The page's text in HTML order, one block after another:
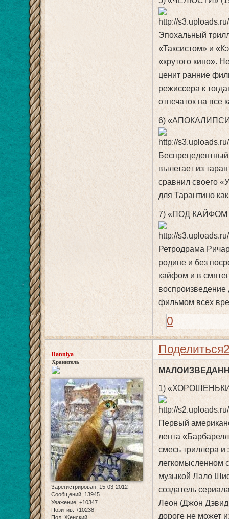
Эпохальный
«Таксистом» и
«крутого кино».
ценит ранние
режиссера к
отпечаток на все
6)
вылетает из
сравнил своего
для Тарантино
7) «ПОД КАЙФОМ
Ретродрама
родине и без
кайфом и в
фильмом всех
0
Поделиться
Danniya
Хранитель
Зарегистрирован: 15-03-2012
Сообщений: 13945
Уважение: +10347
Позитив: +10238
Пол: Женский
1)
Первый
лента
смесь триллера и
легкомысленном
музыкой Лало
создатель
Леон (Джон Дэвид
дороге не может